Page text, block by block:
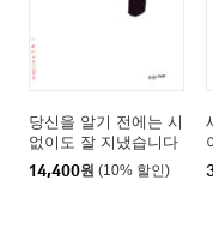
문어가 말을 걸다 _회복의 시
닭이 몇 마리인가 _생명들
어둠 속에서 눈은 보기 시
금 간 보석 _부서져서 열리
내 안의 비평가 _비평을 넘
당신을 알기 전에는 시
없이도 잘 지냈습니다
14,400원 (10% 할인)